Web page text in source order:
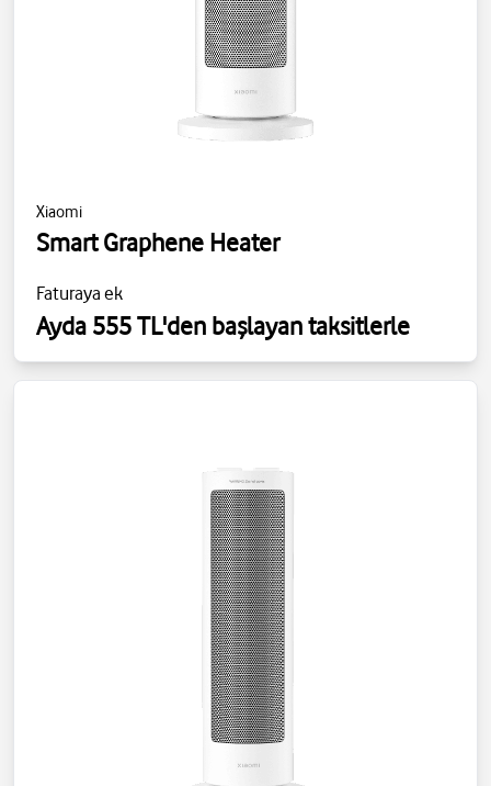
Xiaomi
Smart Graphene Heater
Faturaya ek
Ayda 555 TL'den başlayan taksitlerle